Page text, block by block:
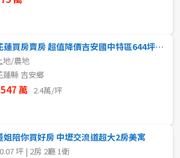
花蓮買房賣房 超值降價吉安國中特區644坪有電農地
地/農地
蓮縣 吉安鄉
萬 2.4萬/坪
姐陪你買好房 中壢交流道超大2房美寓
坪 | 2房 2廳 1衛